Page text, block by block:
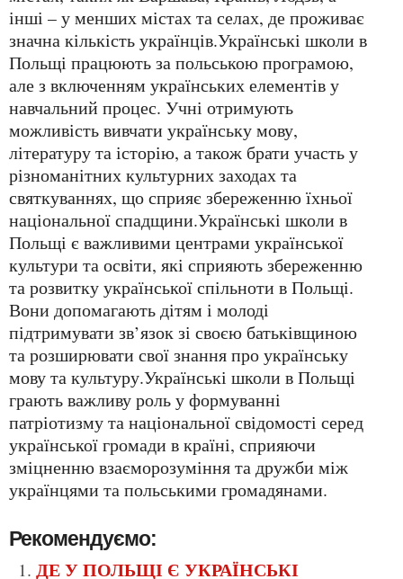
інші – у менших містах та селах, де проживає
значна кількість українців.Українські школи в
Польщі працюють за польською програмою,
але з включенням українських елементів у
навчальний процес. Учні отримують
можливість вивчати українську мову,
літературу та історію, а також брати участь у
різноманітних культурних заходах та
святкуваннях, що сприяє збереженню їхньої
національної спадщини.Українські школи в
Польщі є важливими центрами української
культури та освіти, які сприяють збереженню
та розвитку української спільноти в Польщі.
Вони допомагають дітям і молоді
підтримувати зв’язок зі своєю батьківщиною
та розширювати свої знання про українську
мову та культуру.Українські школи в Польщі
грають важливу роль у формуванні
патріотизму та національної свідомості серед
української громади в країні, сприяючи
зміцненню взаєморозуміння та дружби між
українцями та польськими громадянами.
Рекомендуємо:
ДЕ У ПОЛЬЩІ Є УКРАЇНСЬКІ